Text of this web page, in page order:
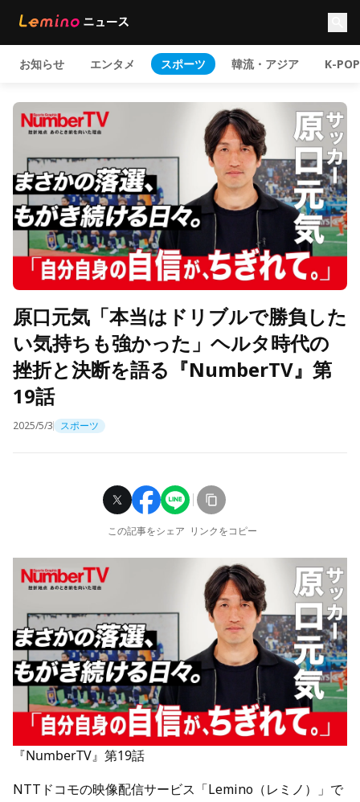
お知らせ エンタメ スポーツ 韓流・アジア K-POP
原口元気「本当はドリブルで勝負した
い気持ちも強かった」ヘルタ時代の
挫折と決断を語る『NumberTV』第
19話
2025/5/3 スポーツ
この記事をシェア リンクをコピー
『NumberTV』第19話
NTTドコモの映像配信サービス「Lemino（レミノ）」で